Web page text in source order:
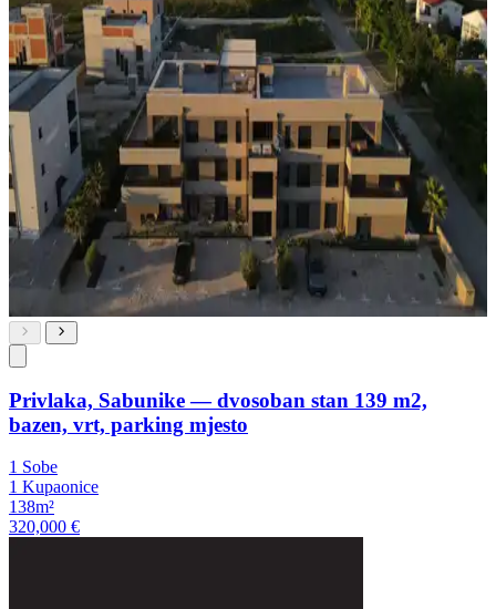
Privlaka, Sabunike — dvosoban stan 139 m2,
bazen, vrt, parking mjesto
1 Sobe
1 Kupaonice
138m²
320,000 €